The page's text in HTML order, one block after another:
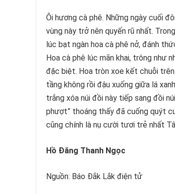
Ôi hương cà phê. Những ngày cuối
vùng này trở nên quyến rũ nhất.
lúc bạt ngàn hoa cà phê nở, đánh
Hoa cà phê lúc mãn khai, trông như
đặc biệt. Hoa tròn xoe kết chuỗi
tầng không rồi đậu xuống giữa lá
trắng xóa núi đồi này tiếp sang đồi
phượt” thoáng thấy đã cuống quýt
cũng chính là nụ cười tươi trẻ nhất
Hồ Đăng Thanh Ngọc
Nguồn: Báo Đắk Lắk điện tử